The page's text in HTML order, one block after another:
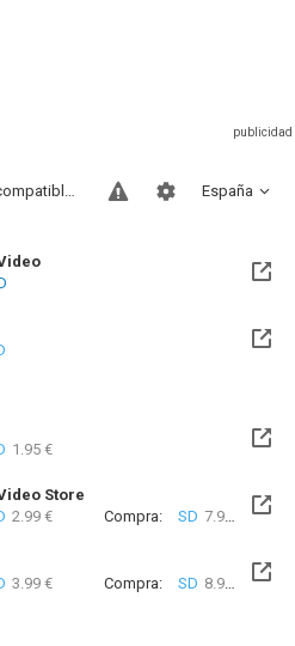
España
Sitios compatibles
Mié, 25 Nov 2026 (Quedan 3 meses)
Mié, 25 Nov 2026 (Quedan 3 meses)
1.95 €
Store
2.99 € Compra: SD 7.99 €
3.99 € Compra: SD 8.99 €